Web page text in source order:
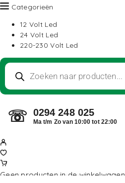
Categorieën
12 Volt Led
24 Volt Led
220-230 Volt Led
☏ 0294 248 025
Ma t/m Zo van 10:00 tot 22:00
Geen producten in de winkelwagen.